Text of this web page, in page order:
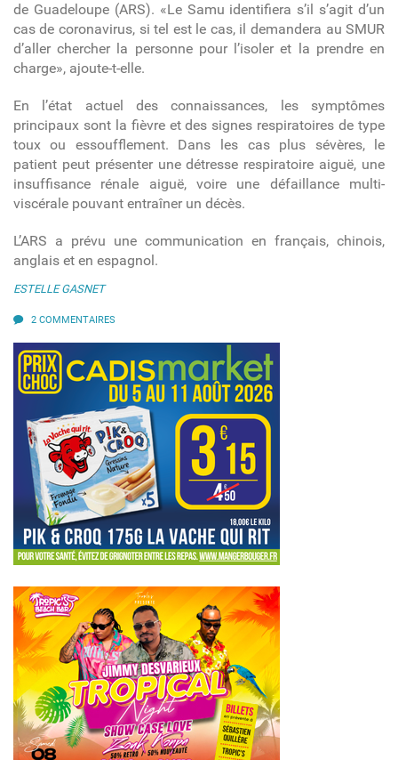
de Guadeloupe (ARS). «Le Samu identifiera s’il s’agit d’un
cas de coronavirus, si tel est le cas, il demandera au SMUR
d’aller chercher la personne pour l’isoler et la prendre en
charge», ajoute-t-elle.
En l’état actuel des connaissances, les symptômes
principaux sont la fièvre et des signes respiratoires de type
toux ou essoufflement. Dans les cas plus sévères, le
patient peut présenter une détresse respiratoire aiguë, une
insuffisance rénale aiguë, voire une défaillance multi-
viscérale pouvant entraîner un décès.
L’ARS a prévu une communication en français, chinois,
anglais et en espagnol.
ESTELLE GASNET
2 COMMENTAIRES